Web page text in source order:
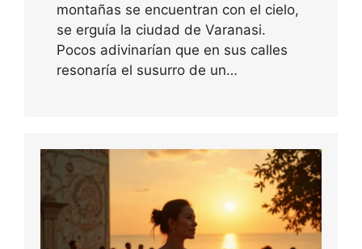
montañas se encuentran con el cielo,
se erguía la ciudad de Varanasi.
Pocos adivinarían que en sus calles
resonaría el susurro de un…